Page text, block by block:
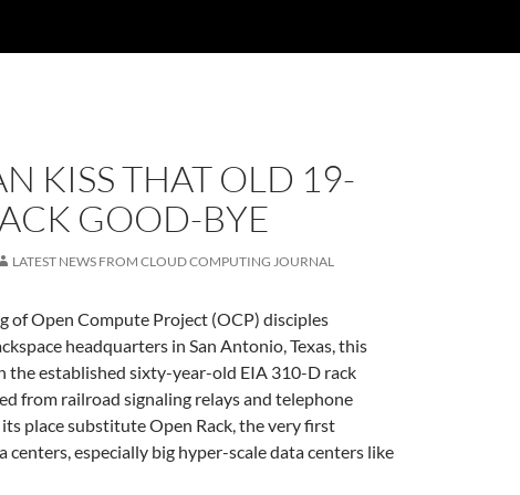
KISS THAT OLD 19-
GOOD-BYE
LATEST NEWS FROM CLOUD COMPUTING JOURNAL
of Open Compute Project (OCP) disciples
headquarters in San Antonio, Texas, this
the established sixty-year-old EIA 310-D rack
from railroad signaling relays and telephone
place substitute Open Rack, the very first
centers, especially big hyper-scale data centers like